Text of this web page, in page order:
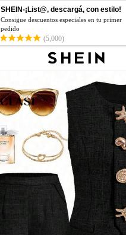
SHEIN-¡List@, descargá, con estilo!
Consigue descuentos especiales en tu primer
pedido
(5,000)